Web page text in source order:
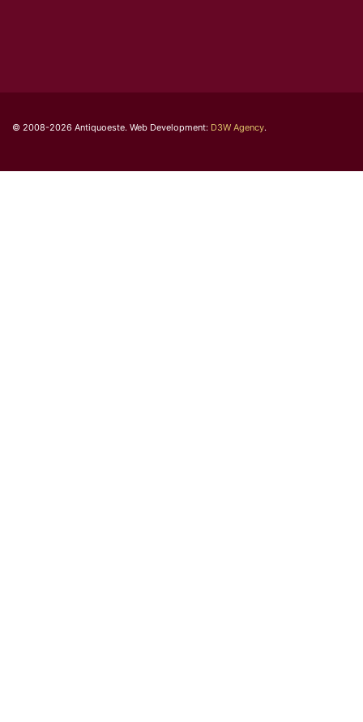
© 2008-2026 Antiquoeste. Web Development: D3W Agency.